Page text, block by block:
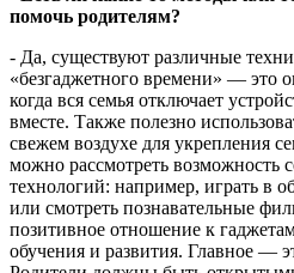
помочь родителям?
- Да, существуют различные
«безгаджетного времени» — это
когда вся семья отключает
вместе. Также полезно
свежем воздухе для укрепления
можно рассмотреть возможность
технологий: например, играть в
или смотреть познавательные
позитивное отношение к
обучения и развития. Главное —